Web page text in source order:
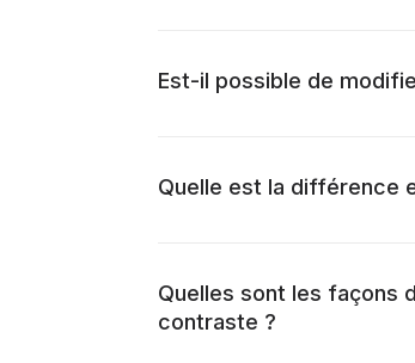
Est-il possible de
Quelle est la différence
Quelles sont les façons
contraste ?